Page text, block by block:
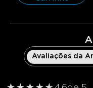
Avaliações da